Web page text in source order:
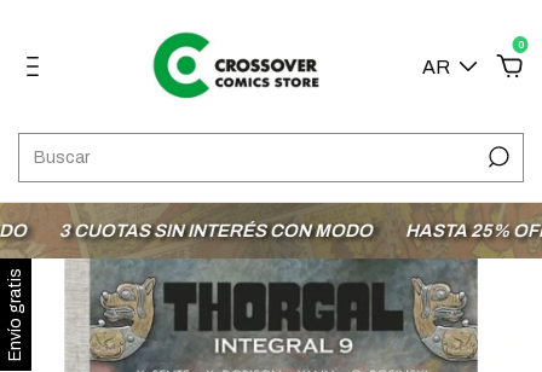
AR
0
3 CUOTAS SIN INTERÉS CON MODO HASTA 25% OFF
Envío gratis